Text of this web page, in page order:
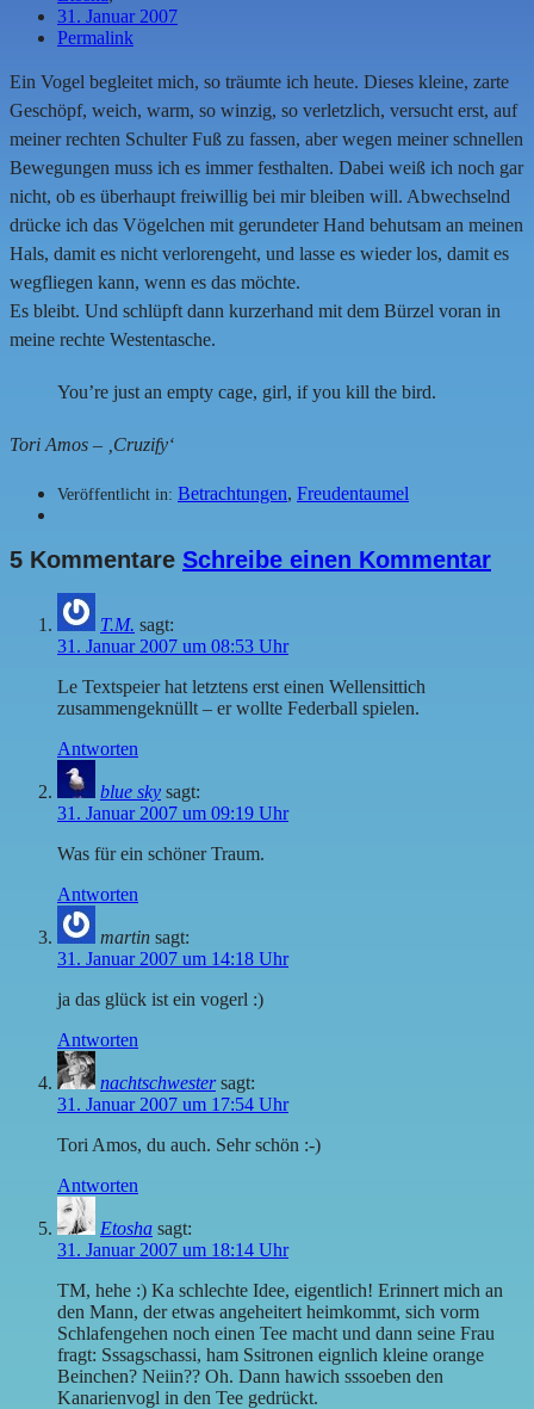
31. Januar 2007
Permalink
Ein Vogel begleitet mich, so träumte ich heute. Dieses kleine, zarte
Geschöpf, weich, warm, so winzig, so verletzlich, versucht erst, auf
meiner rechten Schulter Fuß zu fassen, aber wegen meiner schnellen
Bewegungen muss ich es immer festhalten. Dabei weiß ich noch gar
nicht, ob es überhaupt freiwillig bei mir bleiben will. Abwechselnd
drücke ich das Vögelchen mit gerundeter Hand behutsam an meinen
Hals, damit es nicht verlorengeht, und lasse es wieder los, damit es
wegfliegen kann, wenn es das möchte.
Es bleibt. Und schlüpft dann kurzerhand mit dem Bürzel voran in
meine rechte Westentasche.
You’re just an empty cage, girl, if you kill the bird.
Tori Amos – ‚Cruzify‘
Veröffentlicht in: Betrachtungen, Freudentaumel
5 Kommentare Schreibe einen Kommentar
T.M. sagt:
31. Januar 2007 um 08:53 Uhr
Le Textspeier hat letztens erst einen Wellensittich
zusammengeknüllt – er wollte Federball spielen.
Antworten
blue sky sagt:
31. Januar 2007 um 09:19 Uhr
Was für ein schöner Traum.
Antworten
martin sagt:
31. Januar 2007 um 14:18 Uhr
ja das glück ist ein vogerl :)
Antworten
nachtschwester sagt:
31. Januar 2007 um 17:54 Uhr
Tori Amos, du auch. Sehr schön :-)
Antworten
Etosha sagt:
31. Januar 2007 um 18:14 Uhr
TM, hehe :) Ka schlechte Idee, eigentlich! Erinnert mich an
den Mann, der etwas angeheitert heimkommt, sich vorm
Schlafengehen noch einen Tee macht und dann seine Frau
fragt: Sssagschassi, ham Ssitronen eignlich kleine orange
Beinchen? Neiin?? Oh. Dann hawich sssoeben den
Kanarienvogl in den Tee gedrückt.